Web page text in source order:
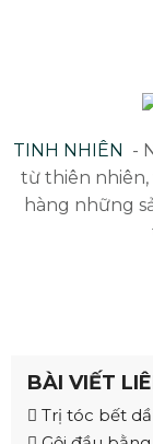
TINH NHIÊN -
từ thiên nhiên,
hàng những
BÀI VIẾT
Trị tóc bết